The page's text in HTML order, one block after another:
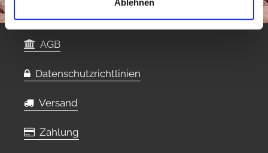
Ablehnen
AGB
Datenschutzrichtlinien
Versand
Zahlung